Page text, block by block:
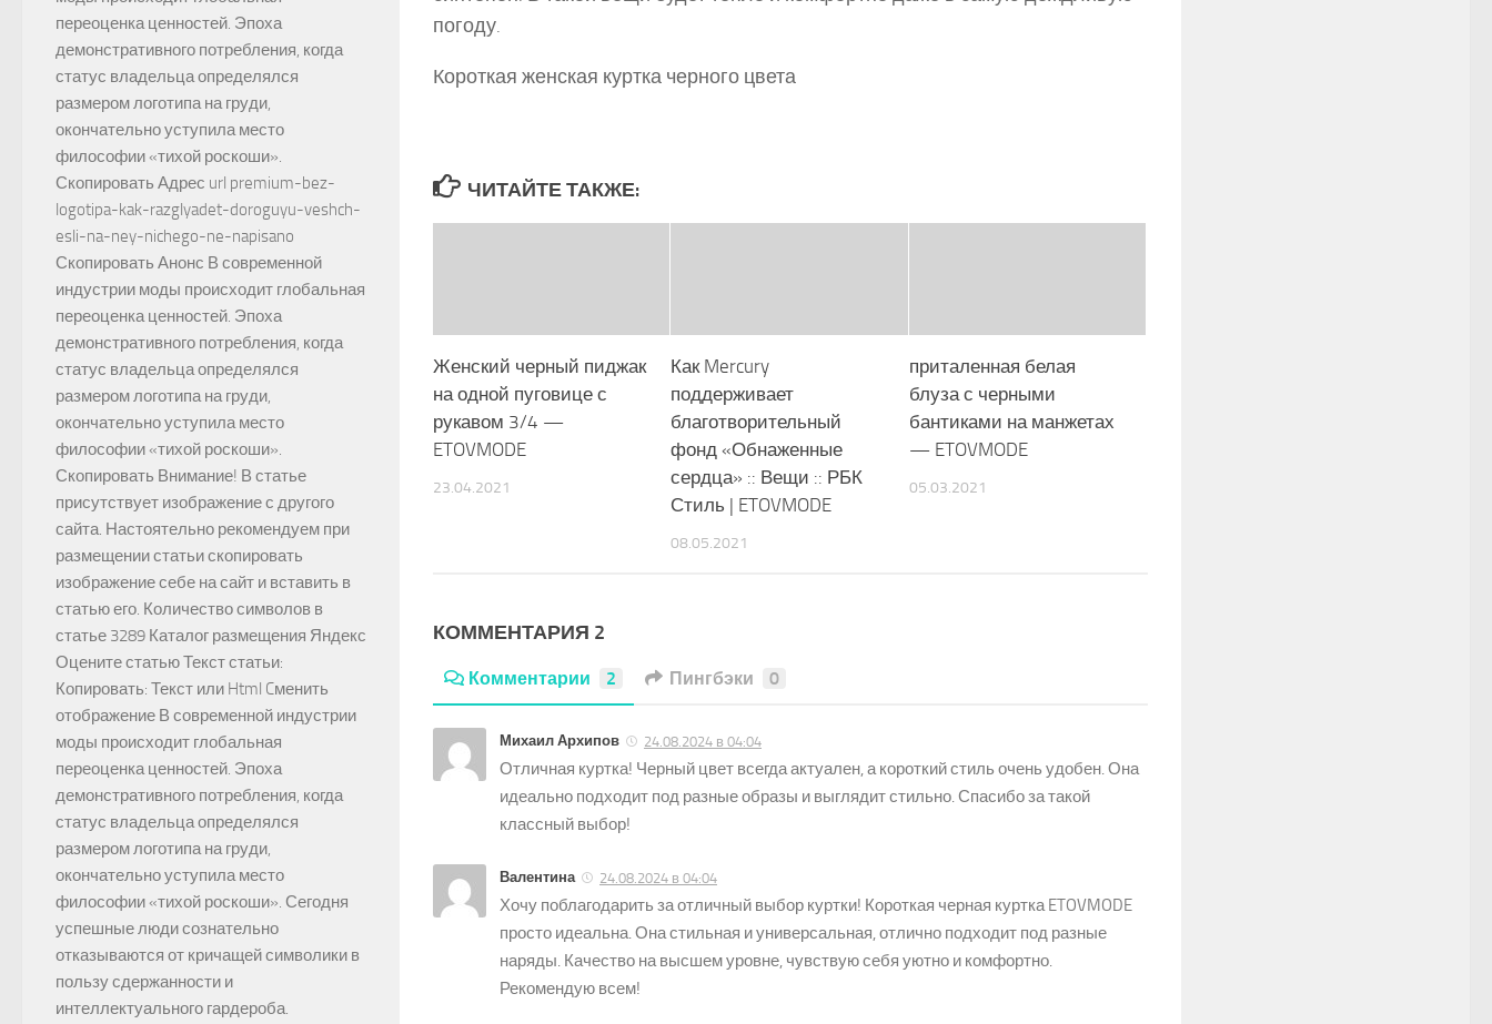
погоду.
Короткая женская куртка черного цвета
ЧИТАЙТЕ ТАКЖЕ:
Женский черный пиджак
на одной пуговице с
рукавом 3/4 —
ETOVMODE
23.04.2021
Как Mercury
поддерживает
благотворительный
фонд «Обнаженные
сердца» :: Вещи :: РБК
Стиль | ETOVMODE
08.05.2021
приталенная белая
блуза с черными
бантиками на манжетах
— ETOVMODE
05.03.2021
КОММЕНТАРИЯ 2
Комментарии 2 Пингбэки 0
Михаил Архипов 24.08.2024 в 04:04
Отличная куртка! Черный цвет всегда актуален, а короткий стиль очень удобен. Она
идеально подходит под разные образы и выглядит стильно. Спасибо за такой
классный выбор!
Валентина 24.08.2024 в 04:04
Хочу поблагодарить за отличный выбор куртки! Короткая черная куртка ETOVMODE
просто идеальна. Она стильная и универсальная, отлично подходит под разные
наряды. Качество на высшем уровне, чувствую себя уютно и комфортно.
Рекомендую всем!
переоценка ценностей. Эпоха
демонстративного потребления, когда
статус владельца определялся
размером логотипа на груди,
окончательно уступила место
философии «тихой роскоши».
Скопировать Адрес url premium-bez-
logotipa-kak-razglyadet-doroguyu-veshch-
esli-na-ney-nichego-ne-napisano
Скопировать Анонс В современной
индустрии моды происходит глобальная
переоценка ценностей. Эпоха
демонстративного потребления, когда
статус владельца определялся
размером логотипа на груди,
окончательно уступила место
философии «тихой роскоши».
Скопировать Внимание! В статье
присутствует изображение с другого
сайта. Настоятельно рекомендуем при
размещении статьи скопировать
изображение себе на сайт и вставить в
статью его. Количество символов в
статье 3289 Каталог размещения Яндекс
Оцените статью Текст статьи:
Копировать: Текст или Html Cменить
отображение В современной индустрии
моды происходит глобальная
переоценка ценностей. Эпоха
демонстративного потребления, когда
статус владельца определялся
размером логотипа на груди,
окончательно уступила место
философии «тихой роскоши». Сегодня
успешные люди сознательно
отказываются от кричащей символики в
пользу сдержанности и
интеллектуального гардероба.